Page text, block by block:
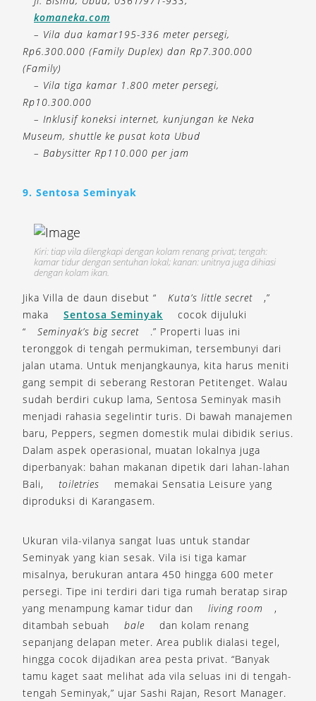
komaneka.com
– Vila dua kamar195-336 meter persegi,
Rp6.300.000 (Family Duplex) dan Rp7.300.000
(Family)
– Vila tiga kamar 1.800 meter persegi,
Rp10.300.000
– Inklusif koneksi internet, kunjungan ke Neka
Museum, shuttle ke pusat kota Ubud
– Babysitter Rp110.000 per jam
9. Sentosa Seminyak
Kiri: tiap vila dilengkapi dengan kolam renang privat; tengah:
kamar tidur dengan sentuhan lokal; kanan: unitnya juga dihiasi
dengan kolam ikan.
Jika Villa de daun disebut “ Kuta’s little secret
,”
maka
Sentosa Seminyak
cocok dijuluki
“
Seminyak’s big secret
.” Properti luas ini
teronggok di tengah permukiman, tersembunyi dari
jalan utama. Untuk menjangkaunya, kita harus meniti
gang sempit di seberang Restoran Petitenget. Walau
sudah berdiri cukup lama, Sentosa Seminyak masih
menjadi rahasia segelintir turis. Di bawah manajemen
baru, Peppers, segmen domestik mulai dibidik serius.
Dalam aspek operasional, muatan lokalnya juga
diperbanyak: bahan makanan dipetik dari lahan-lahan
Bali,
toiletries
memakai Sensatia Leisure yang
diproduksi di Karangasem.
Ukuran vila-vilanya sangat luas untuk standar
Seminyak yang kian sesak. Vila isi tiga kamar
misalnya, berukuran antara 450 hingga 600 meter
persegi. Tipe ini terdiri dari tiga rumah beratap sirap
yang menampung kamar tidur dan
living room
,
ditambah sebuah
bale
dan kolam renang
sepanjang delapan meter. Area publik dialasi tegel,
hingga cocok dijadikan area pesta privat. “Banyak
tamu kaget saat melihat ada vila seluas ini di tengah-
tengah Seminyak,” ujar Sashi Rajan, Resort Manager.